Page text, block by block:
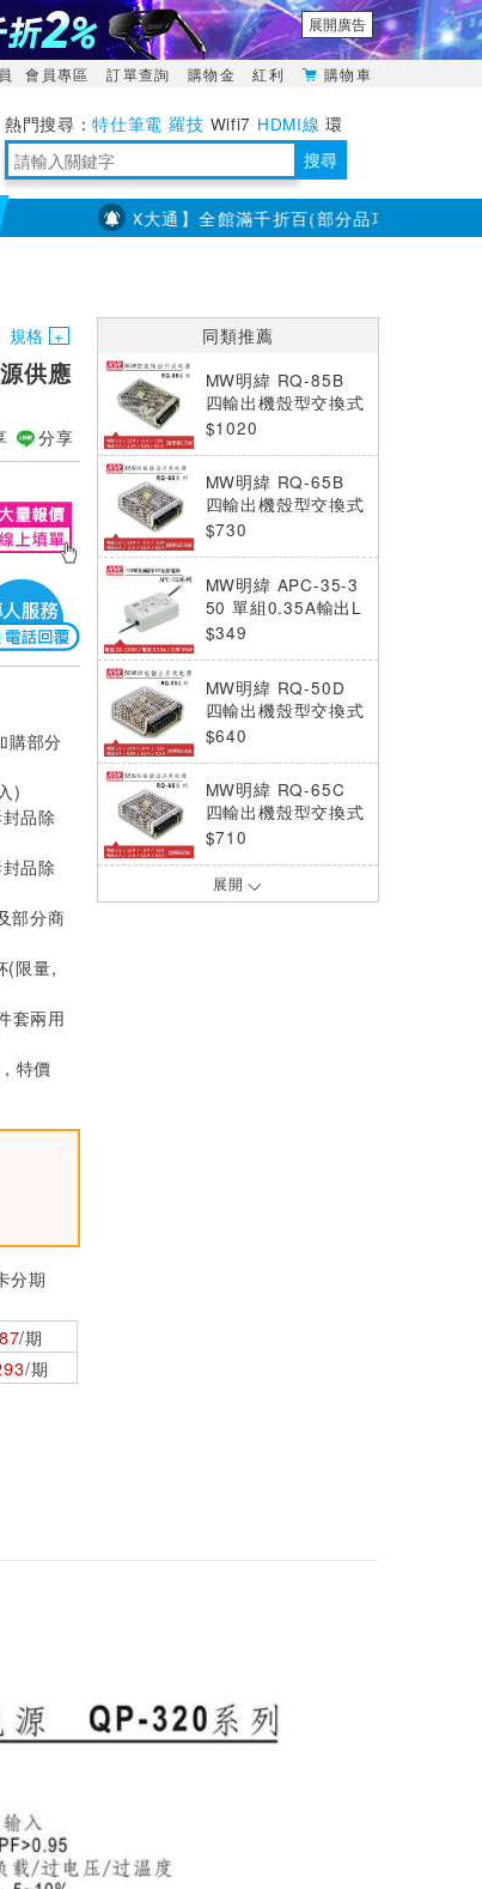
展開廣告
會員專區 訂單查詢 購物金 紅利 購物車
特仕筆電 羅技 Wifi7 HDMI線 環
境量測 明緯POWER 搜尋
【PX大通】全館滿千折百(部分品項不適用，滿2千
規格
供應
分享
購部分
)
品除
品除
部分商
(限量,
套兩用
特價
分期
/期
/期
同類推薦
MW明緯 RQ-85B
四輸出機殼型交換式
電源供應器 (80.7
$1020
MW明緯 RQ-65B
四輸出機殼型交換式
電源供應器 (62.5
$730
MW明緯 APC-35-3
50 單組0.35A輸出L
ED光源電源供應器
$349
MW明緯 RQ-50D
四輸出機殼型交換式
電源供應器 (53.4
$640
MW明緯 RQ-65C
四輸出機殼型交換式
電源供應器 (65W)
$710
MW明緯 QP-150F
展開